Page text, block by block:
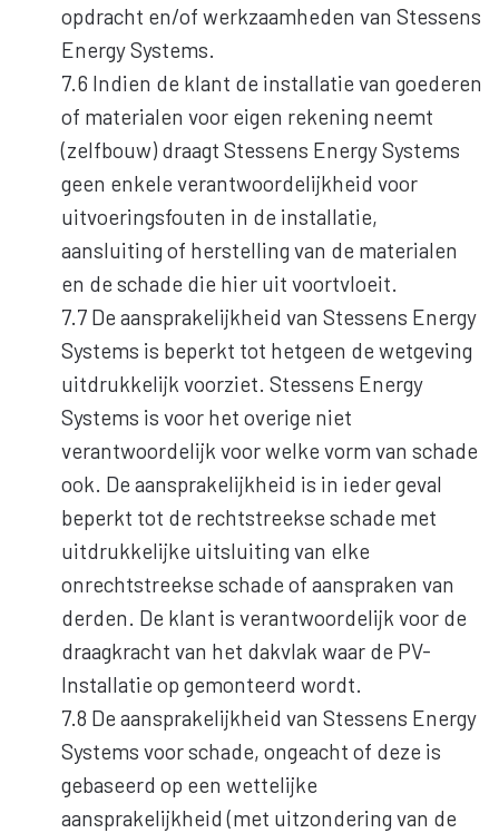
opdracht en/of werkzaamheden van Stessens
Energy Systems.
7.6 Indien de klant de installatie van goederen
of materialen voor eigen rekening neemt
(zelfbouw) draagt Stessens Energy Systems
geen enkele verantwoordelijkheid voor
uitvoeringsfouten in de installatie,
aansluiting of herstelling van de materialen
en de schade die hier uit voortvloeit.
7.7 De aansprakelijkheid van Stessens Energy
Systems is beperkt tot hetgeen de wetgeving
uitdrukkelijk voorziet. Stessens Energy
Systems is voor het overige niet
verantwoordelijk voor welke vorm van schade
ook. De aansprakelijkheid is in ieder geval
beperkt tot de rechtstreekse schade met
uitdrukkelijke uitsluiting van elke
onrechtstreekse schade of aanspraken van
derden. De klant is verantwoordelijk voor de
draagkracht van het dakvlak waar de PV-
Installatie op gemonteerd wordt.
7.8 De aansprakelijkheid van Stessens Energy
Systems voor schade, ongeacht of deze is
gebaseerd op een wettelijke
aansprakelijkheid (met uitzondering van de